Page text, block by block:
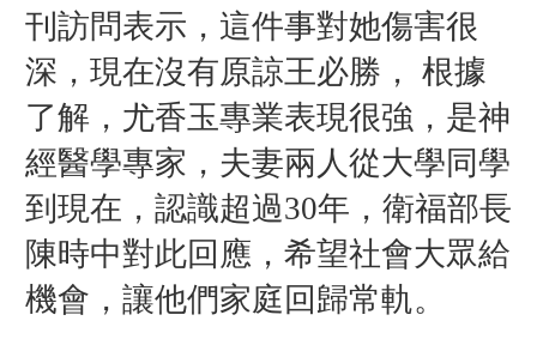
刊訪問表示，這件事對她傷害很
深，現在沒有原諒王必勝， 根據
了解，尤香玉專業表現很強，是神
經醫學專家，夫妻兩人從大學同學
到現在，認識超過30年，衛福部長
陳時中對此回應，希望社會大眾給
機會，讓他們家庭回歸常軌。